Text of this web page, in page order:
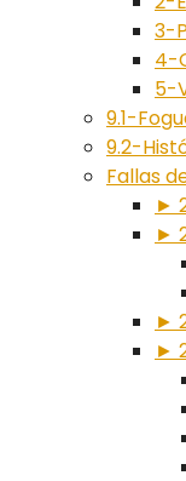
3-
4-
5-
9.1-
9.2-
Fallas
►
►
►
►